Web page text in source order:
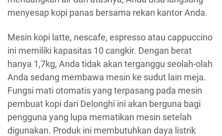
menyesap kopi panas bersama rekan kantor Anda.
Mesin kopi latte, nescafe, espresso atau cappuccino
ini memiliki kapasitas 10 cangkir. Dengan berat
hanya 1,7kg, Anda tidak akan terganggu seolah-olah
Anda sedang membawa mesin ke sudut lain meja.
Fungsi mati otomatis yang terpasang pada mesin
pembuat kopi dari Delonghi ini akan berguna bagi
pengguna yang lupa mematikan mesin setelah
digunakan. Produk ini membutuhkan daya listrik